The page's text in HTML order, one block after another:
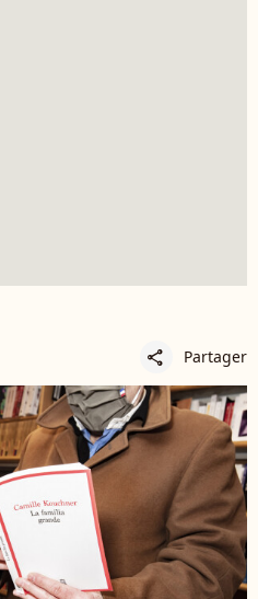
share Partager